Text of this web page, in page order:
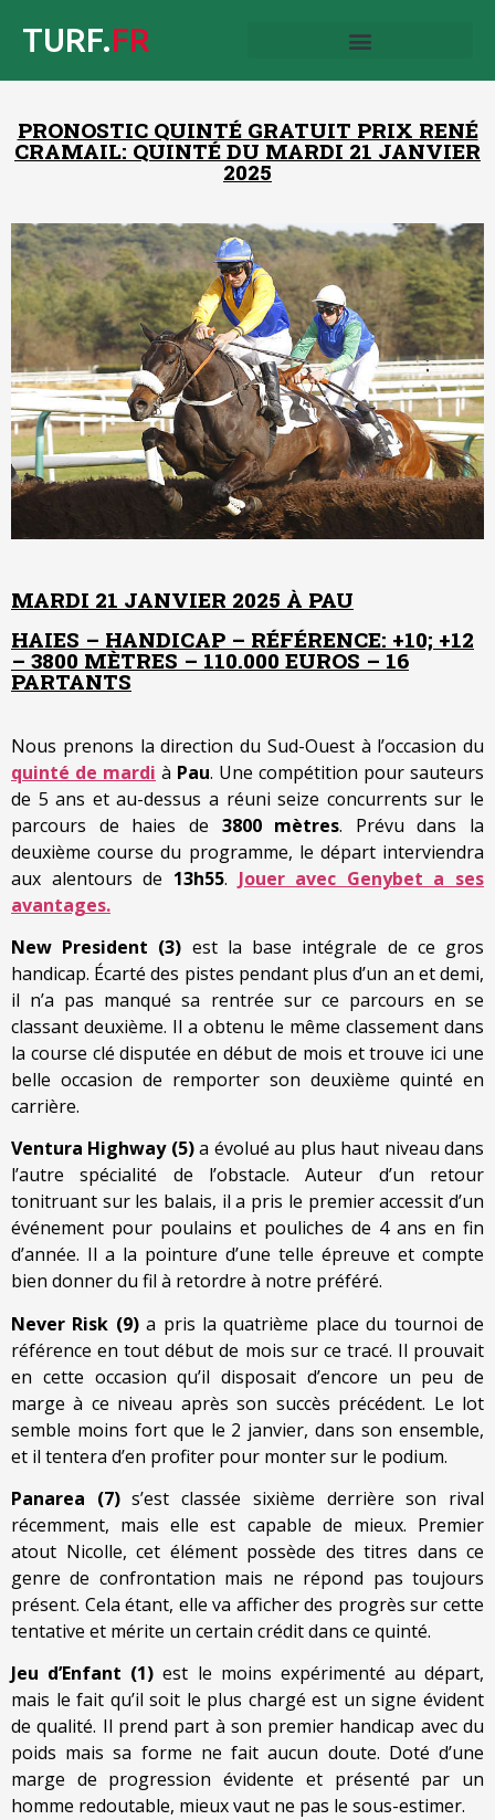
TURF.FR
PRONOSTIC QUINTÉ GRATUIT PRIX RENÉ
CRAMAIL: QUINTÉ DU MARDI 21 JANVIER
2025
MARDI 21 JANVIER 2025 À PAU
HAIES – HANDICAP – RÉFÉRENCE: +10; +12
– 3800 MÈTRES – 110.000 EUROS – 16
PARTANTS
Nous prenons la direction du Sud-Ouest à l’occasion du
quinté de mardi à Pau. Une compétition pour sauteurs
de 5 ans et au-dessus a réuni seize concurrents sur le
parcours de haies de 3800 mètres. Prévu dans la
deuxième course du programme, le départ interviendra
aux alentours de 13h55. Jouer avec Genybet a ses
avantages.
New President (3) est la base intégrale de ce gros
handicap. Écarté des pistes pendant plus d’un an et demi,
il n’a pas manqué sa rentrée sur ce parcours en se
classant deuxième. Il a obtenu le même classement dans
la course clé disputée en début de mois et trouve ici une
belle occasion de remporter son deuxième quinté en
carrière.
Ventura Highway (5)a évolué au plus haut niveau dans
l’autre spécialité de l’obstacle. Auteur d’un retour
tonitruant sur les balais, il a pris le premier accessit d’un
événement pour poulains et pouliches de 4 ans en fin
d’année. Il a la pointure d’une telle épreuve et compte
bien donner du fil à retordre à notre préféré.
Never Risk (9)a pris la quatrième place du tournoi de
référence en tout début de mois sur ce tracé. Il prouvait
en cette occasion qu’il disposait d’encore un peu de
marge à ce niveau après son succès précédent. Le lot
semble moins fort que le 2 janvier, dans son ensemble,
et il tentera d’en profiter pour monter sur le podium.
Panarea (7)s’est classée sixième derrière son rival
récemment, mais elle est capable de mieux. Premier
atout Nicolle, cet élément possède des titres dans ce
genre de confrontation mais ne répond pas toujours
présent. Cela étant, elle va afficher des progrès sur cette
tentative et mérite un certain crédit dans ce quinté.
Jeu d’Enfant (1)est le moins expérimenté au départ,
mais le fait qu’il soit le plus chargé est un signe évident
de qualité. Il prend part à son premier handicap avec du
poids mais sa forme ne fait aucun doute. Doté d’une
marge de progression évidente et présenté par un
homme redoutable, mieux vaut ne pas le sous-estimer.